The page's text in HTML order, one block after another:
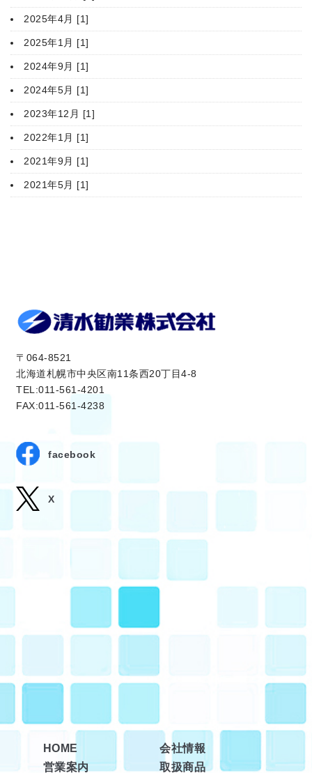
2025年4月 [1]
2025年1月 [1]
2024年9月 [1]
2024年5月 [1]
2023年12月 [1]
2022年1月 [1]
2021年9月 [1]
2021年5月 [1]
〒064-8521
北海道札幌市中央区南11条西20丁目4-8
TEL:011-561-4201
FAX:011-561-4238
facebook
X
HOME
会社情報
営業案内
取扱商品